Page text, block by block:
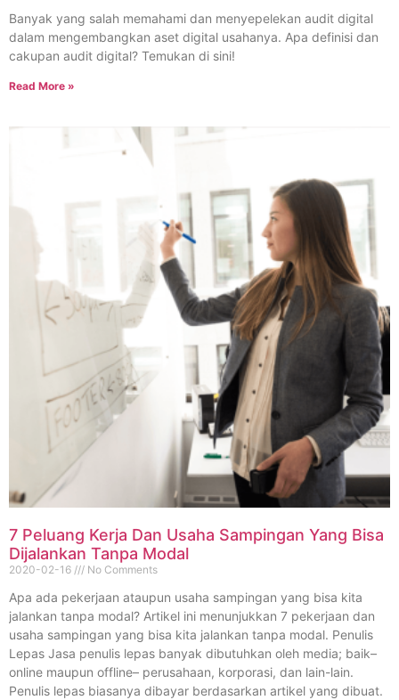
Banyak yang salah memahami dan menyepelekan audit digital
dalam mengembangkan aset digital usahanya. Apa definisi dan
cakupan audit digital? Temukan di sini!
Read More »
7 Peluang Kerja Dan Usaha Sampingan Yang Bisa
Dijalankan Tanpa Modal
2020-02-16 No Comments
Apa ada pekerjaan ataupun usaha sampingan yang bisa kita
jalankan tanpa modal? Artikel ini menunjukkan 7 pekerjaan dan
usaha sampingan yang bisa kita jalankan tanpa modal. Penulis
Lepas Jasa penulis lepas banyak dibutuhkan oleh media; baik–
online maupun offline– perusahaan, korporasi, dan lain-lain.
Penulis lepas biasanya dibayar berdasarkan artikel yang dibuat.